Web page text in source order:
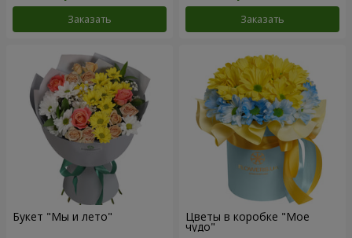
Заказать Заказать
Букет "Мы и лето" Цветы в коробке "Мое
чудо"